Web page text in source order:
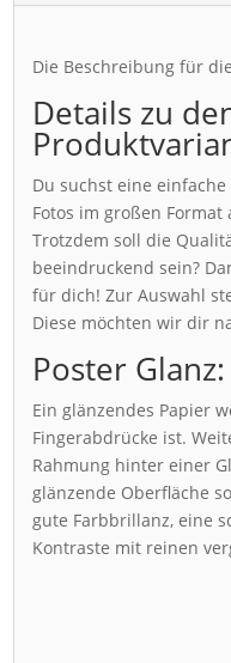
Die Beschreibung für
Details zu
Du suchst eine
Fotos im großen
Trotzdem soll die
beeindruckend sein?
für dich! Zur Auswahl
Diese möchten wir dir
Poster Glanz:
Ein glänzendes Papier
Fingerabdrücke ist.
Rahmung hinter einer
glänzende Oberfläche
gute Farbbrillanz, eine
Kontraste mit reinen